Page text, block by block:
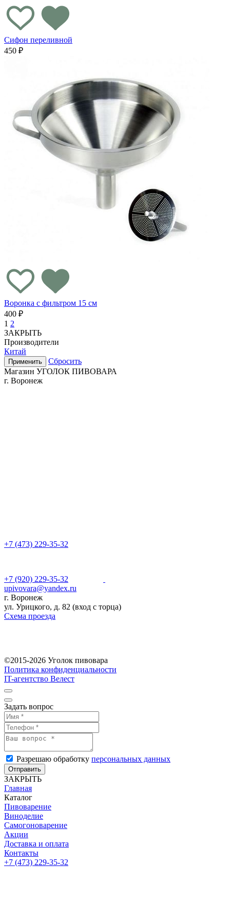
Сифон переливной
450 ₽
Воронка с фильтром 15 см
400 ₽
1 2
ЗАКРЫТЬ
Производители
Китай
Применить
Сбросить
Магазин УГОЛОК ПИВОВАРА
г. Воронеж
+7 (473) 229-35-32
+7 (920) 229-35-32
upivovara@yandex.ru
г. Воронеж
ул. Урицкого, д. 82 (вход с торца)
Схема проезда
©2015-2026 Уголок пивовара
Политика конфиденциальности
IT-агентство Велест
Задать вопрос
Разрешаю обработку персональных данных
Отправить
ЗАКРЫТЬ
Главная
Каталог
Пивоварение
Виноделие
Самогоноварение
Акции
Доставка и оплата
Контакты
+7 (473) 229-35-32